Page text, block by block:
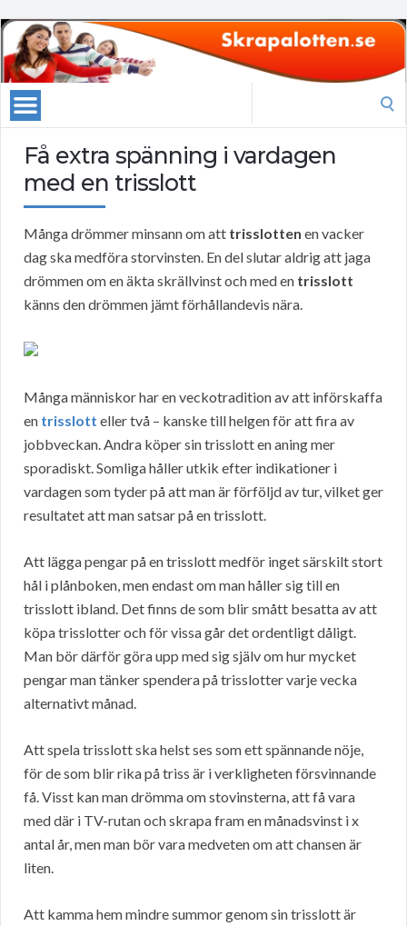
Få extra spänning i vardagen
med en trisslott
Många drömmer minsann om att trisslotten en vacker
dag ska medföra storvinsten. En del slutar aldrig att jaga
drömmen om en äkta skrällvinst och med en trisslott
känns den drömmen jämt förhållandevis nära.
Många människor har en veckotradition av att införskaffa
en trisslott eller två – kanske till helgen för att fira av
jobbveckan. Andra köper sin trisslott en aning mer
sporadiskt. Somliga håller utkik efter indikationer i
vardagen som tyder på att man är förföljd av tur, vilket ger
resultatet att man satsar på en trisslott.
Att lägga pengar på en trisslott medför inget särskilt stort
hål i plånboken, men endast om man håller sig till en
trisslott ibland. Det finns de som blir smått besatta av att
köpa trisslotter och för vissa går det ordentligt dåligt.
Man bör därför göra upp med sig själv om hur mycket
pengar man tänker spendera på trisslotter varje vecka
alternativt månad.
Att spela trisslott ska helst ses som ett spännande nöje,
för de som blir rika på triss är i verkligheten försvinnande
få. Visst kan man drömma om stovinsterna, att få vara
med där i TV-rutan och skrapa fram en månadsvinst i x
antal år, men man bör vara medveten om att chansen är
liten.
Att kamma hem mindre summor genom sin trisslott är